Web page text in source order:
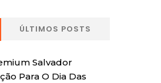
ÚLTIMOS POSTS
Salvador
Para O Dia Das